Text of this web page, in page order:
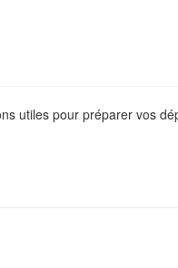
utiles pour préparer vos